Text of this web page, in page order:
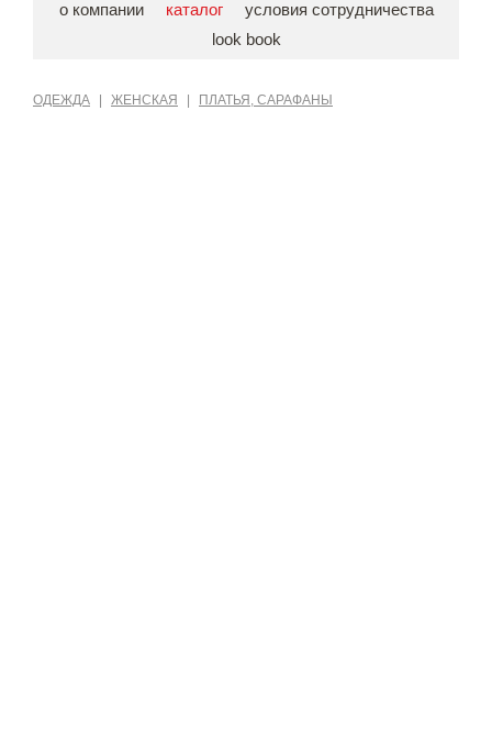
о компании каталог
условия сотрудничества
look book
ОДЕЖДА ЖЕНСКАЯ ПЛАТЬЯ, САРАФАНЫ